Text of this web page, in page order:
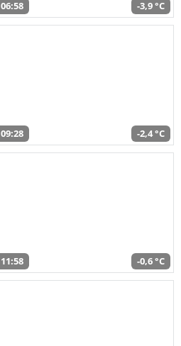
06:58 -3,9 °C
09:28 -2,4 °C
11:58 -0,6 °C